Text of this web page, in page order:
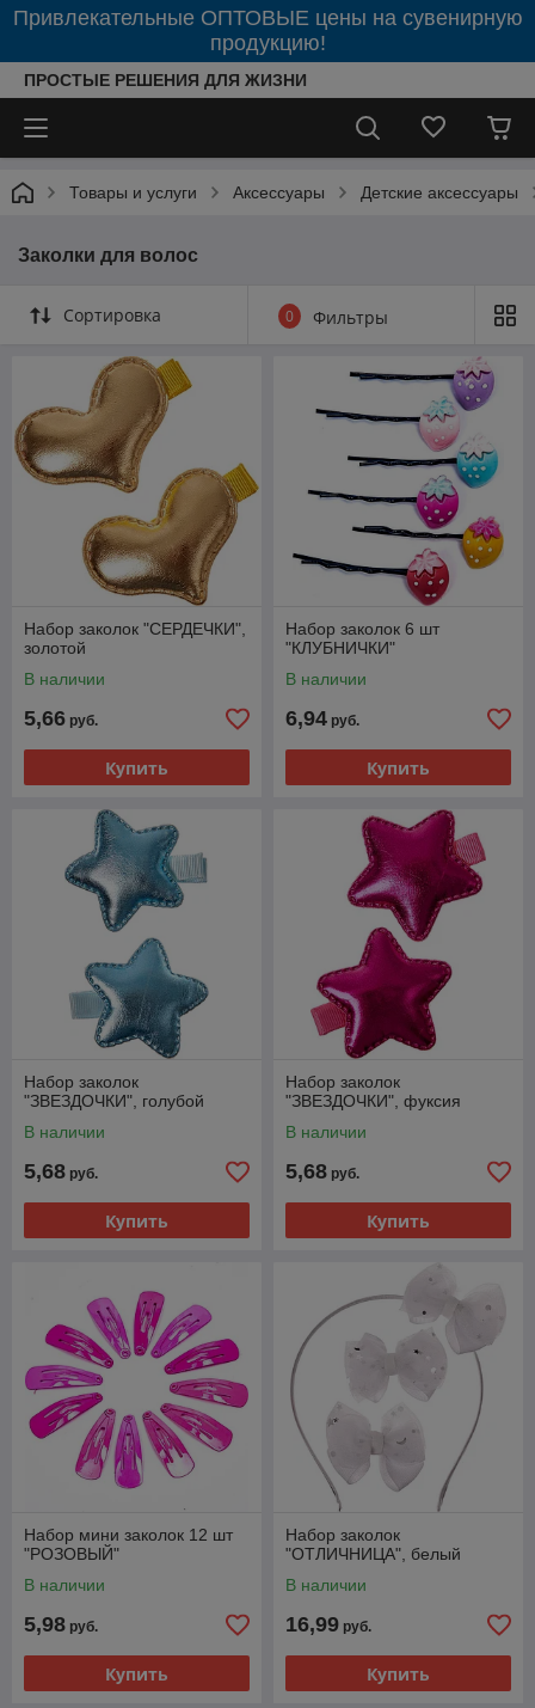
Привлекательные ОПТОВЫЕ цены на сувенирную
продукцию!
ПРОСТЫЕ РЕШЕНИЯ ДЛЯ ЖИЗНИ
Товары и услуги Аксессуары Детские аксессуары
Заколки для волос
Сортировка 0 Фильтры
Набор заколок "СЕРДЕЧКИ",
золотой
В наличии
5,66 руб.
Купить
Набор заколок 6 шт
"КЛУБНИЧКИ"
В наличии
6,94 руб.
Купить
Набор заколок
"ЗВЕЗДОЧКИ", голубой
В наличии
5,68 руб.
Купить
Набор заколок
"ЗВЕЗДОЧКИ", фуксия
В наличии
5,68 руб.
Купить
Набор мини заколок 12 шт
"РОЗОВЫЙ"
В наличии
5,98 руб.
Купить
Набор заколок
"ОТЛИЧНИЦА", белый
В наличии
16,99 руб.
Купить